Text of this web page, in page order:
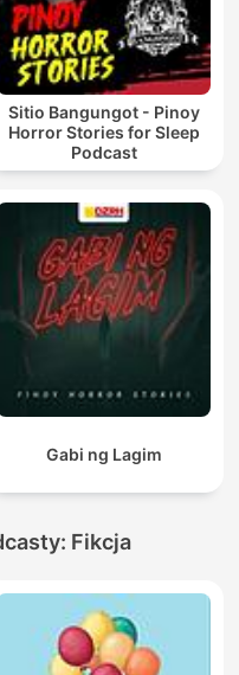
Sitio Bangungot - Pinoy
Horror Stories for Sleep
Podcast
Gabi ng Lagim
Fikcja